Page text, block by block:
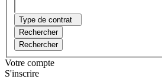
Type de contrat
Rechercher
Rechercher
Votre compte
S'inscrire